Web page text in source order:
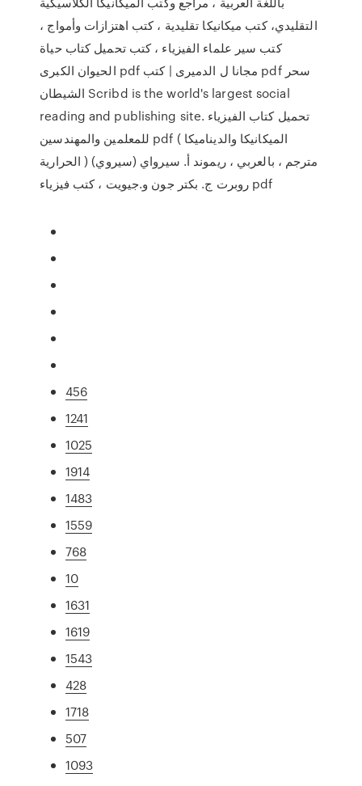
التقليدي، كتب ميكانيكا تقليدية ، كتب اهتزازات وأمواج ،
كتب سير علماء الفيزياء ، كتب تحميل كتاب حياة
الحيوان الكبرى pdf مجانا ل الدميرى | كتب pdf سحر
الشيطان Scribd is the world's largest social
reading and publishing site. تحميل كتاب الفيزياء
للمعلمين والمهندسين pdf ( الميكانيكا والديناميكا
الحرارية ) مترجم ، بالعربي ، ريموند أ. سيرواي (سيروي)
روبرت ج. بكتر جون و.جيويت ، كتب فيزياء pdf
456
1241
1025
1914
1483
1559
768
10
1631
1619
1543
428
1718
507
1093